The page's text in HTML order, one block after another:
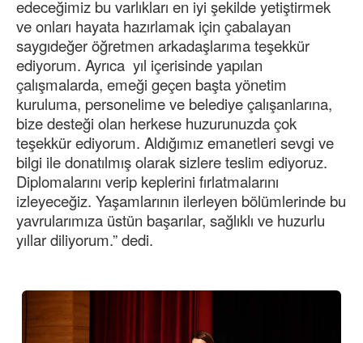
edeceğimiz bu varlıkları en iyi şekilde yetiştirmek
ve onları hayata hazırlamak için çabalayan
saygıdeğer öğretmen arkadaşlarıma teşekkür
ediyorum. Ayrıca yıl içerisinde yapılan
çalışmalarda, emeği geçen başta yönetim
kuruluma, personelime ve belediye çalışanlarına,
bize desteği olan herkese huzurunuzda çok
teşekkür ediyorum. Aldığımız emanetleri sevgi ve
bilgi ile donatılmış olarak sizlere teslim ediyoruz.
Diplomalarını verip keplerini fırlatmalarını
izleyeceğiz. Yaşamlarının ilerleyen bölümlerinde bu
yavrularımıza üstün başarılar, sağlıklı ve huzurlu
yıllar diliyorum.” dedi.